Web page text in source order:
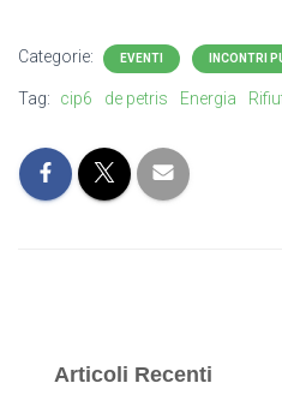
Categorie: EVENTI INCONTRI
Tag: cip6 de petris Energia
Articoli Recenti